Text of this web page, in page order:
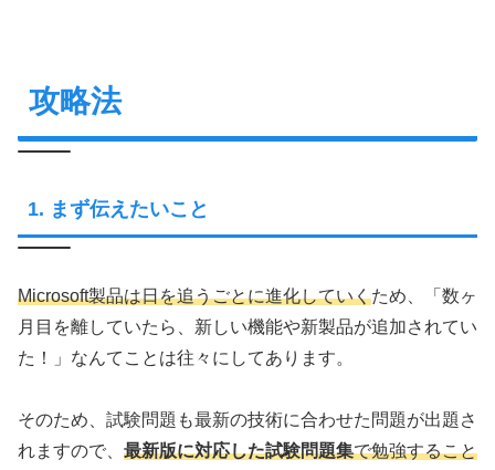
攻略法
1. まず伝えたいこと
Microsoft製品は日を追うごとに進化していくため、「数ヶ
月目を離していたら、新しい機能や新製品が追加されてい
た！」なんてことは往々にしてあります。
そのため、試験問題も最新の技術に合わせた問題が出題さ
れますので、 最新版に対応した試験問題集で勉強すること